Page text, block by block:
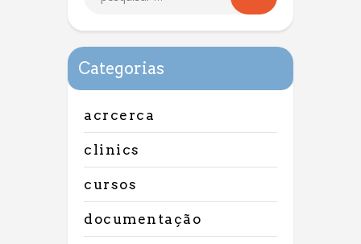
Categorias
acrcerca
clinics
cursos
documentação